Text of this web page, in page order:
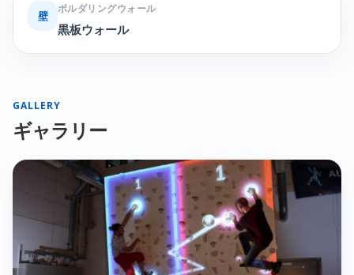
壁
ボルダリングウォール
黒板ウォール
GALLERY
ギャラリー